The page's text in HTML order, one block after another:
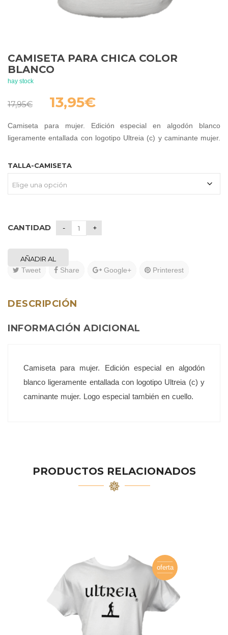
CAMISETA PARA CHICA COLOR
BLANCO
hay stock
17,95€
precio
original
era:
13,95€
actual
es:
Camiseta para mujer. Edición especial en algodón blanco
ligeramente entallada con logotipo Ultreia (c) y caminante mujer.
TALLA-CAMISETA
CANTIDAD
AÑADIR AL
CARRITO
Tweet Share Google+ Printerest
DESCRIPCIÓN
INFORMACIÓN ADICIONAL
Camiseta para mujer. Edición especial en algodón
blanco ligeramente entallada con logotipo Ultreia (c) y
caminante mujer. Logo especial también en cuello.
PRODUCTOS RELACIONADOS
oferta